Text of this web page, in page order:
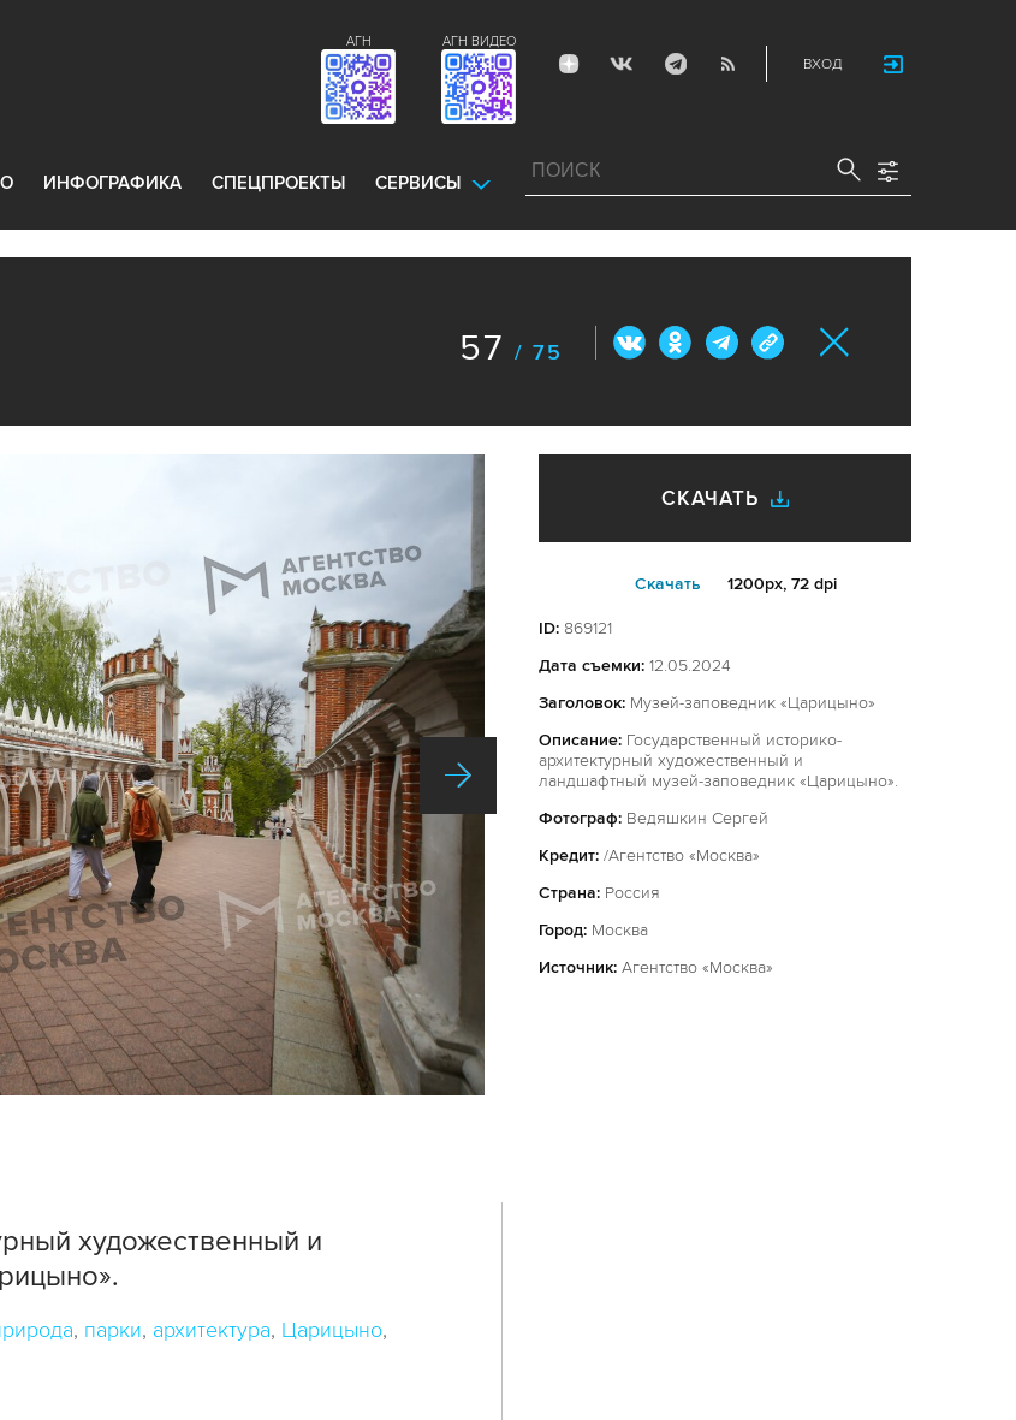
ВХОД
АГН ВИДЕО
АГН
ИНФОГРАФИКА СПЕЦПРОЕКТЫ СЕРВИСЫ
57 / 75
СКАЧАТЬ
Cкачать 1200px, 72 dpi
ID: 869121
Дата съемки: 12.05.2024
Заголовок: Музей-заповедник «Царицыно»
Описание: Государственный историко-
архитектурный художественный и
ландшафтный музей-заповедник «Царицыно».
Фотограф: Ведяшкин Сергей
Кредит: /Агентство «Москва»
Страна: Россия
Город: Москва
Источник: Агентство «Москва»
художественный и
парки архитектура Царицыно